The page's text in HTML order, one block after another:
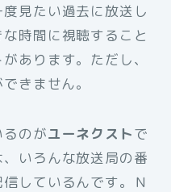
見たい過去に放送し
時間に視聴すること
あります。ただし、
きません。
のがユーネクストで
いろんな放送局の番
しているんです。Ｎ